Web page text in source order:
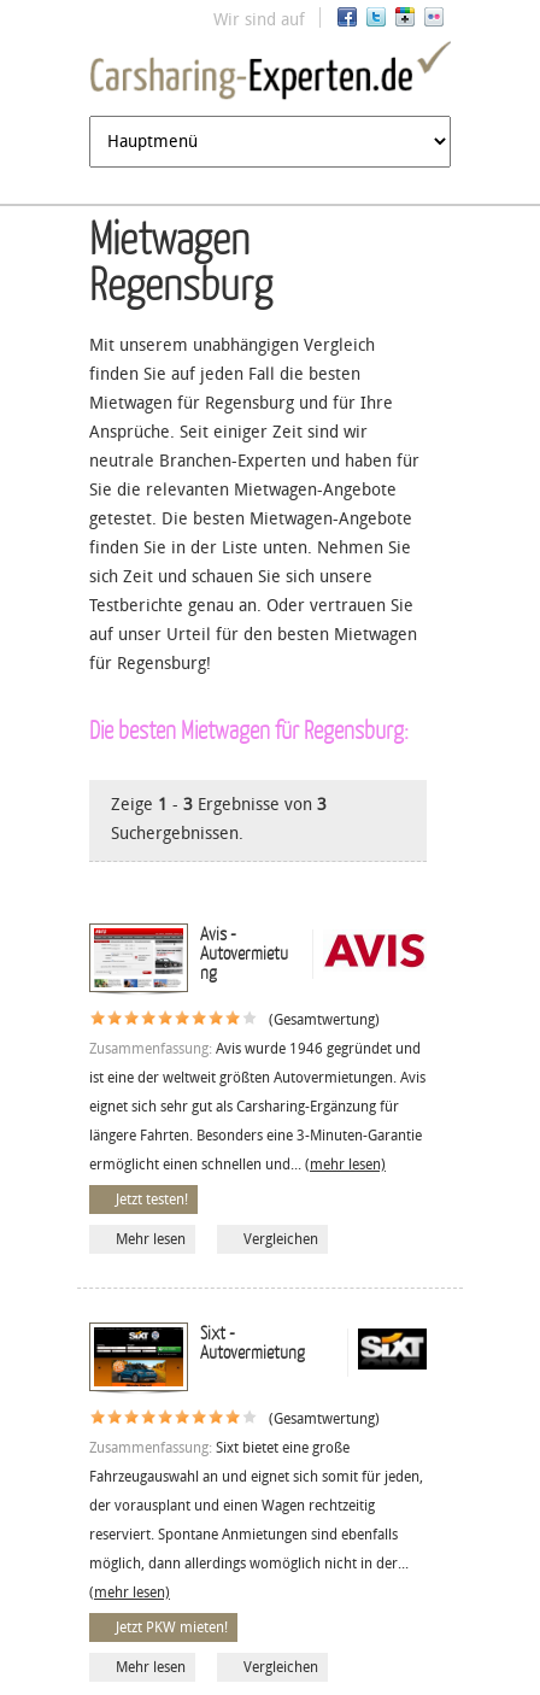
Jump to navigation
Wir sind auf
Mietwagen
Regensburg
Mit unserem unabhängigen Vergleich
finden Sie auf jeden Fall die besten
Mietwagen für Regensburg und für Ihre
Ansprüche. Seit einiger Zeit sind wir
neutrale Branchen-Experten und haben für
Sie die relevanten Mietwagen-Angebote
getestet. Die besten Mietwagen-Angebote
finden Sie in der Liste unten. Nehmen Sie
sich Zeit und schauen Sie sich unsere
Testberichte genau an. Oder vertrauen Sie
auf unser Urteil für den besten Mietwagen
für Regensburg!
Die besten Mietwagen für Regensburg:
Zeige 1 - 3 Ergebnisse von 3
Suchergebnissen.
Avis -
Autovermietu
ng
(Gesamtwertung)
Zusammenfassung: Avis wurde 1946 gegründet und
ist eine der weltweit größten Autovermietungen. Avis
eignet sich sehr gut als Carsharing-Ergänzung für
längere Fahrten. Besonders eine 3-Minuten-Garantie
ermöglicht einen schnellen und... (mehr lesen)
Jetzt testen!
Mehr lesen Vergleichen
Sixt -
Autovermietung
(Gesamtwertung)
Zusammenfassung: Sixt bietet eine große
Fahrzeugauswahl an und eignet sich somit für jeden,
der vorausplant und einen Wagen rechtzeitig
reserviert. Spontane Anmietungen sind ebenfalls
möglich, dann allerdings womöglich nicht in der...
(mehr lesen)
Jetzt PKW mieten!
Mehr lesen Vergleichen